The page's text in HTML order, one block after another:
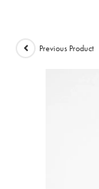
Previous Product